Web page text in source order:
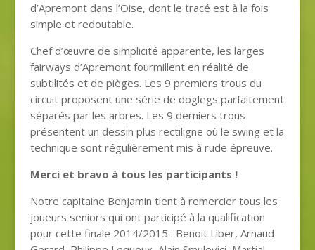
d’Apremont dans l’Oise, dont le tracé est à la fois
simple et redoutable.
Chef d’œuvre de simplicité apparente, les larges
fairways d’Apremont fourmillent en réalité de
subtilités et de pièges. Les 9 premiers trous du
circuit proposent une série de doglegs parfaitement
séparés par les arbres. Les 9 derniers trous
présentent un dessin plus rectiligne où le swing et la
technique sont régulièrement mis à rude épreuve.
Merci et bravo à tous les participants !
Notre capitaine Benjamin tient à remercier tous les
joueurs seniors qui ont participé à la qualification
pour cette finale 2014/2015 : Benoit Liber, Arnaud